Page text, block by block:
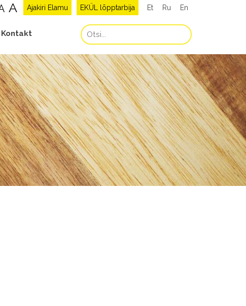
Et Ru En
EKÜL lõpptarbija
Ajakiri Elamu
A
Kontakt